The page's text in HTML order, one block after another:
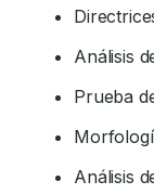
Análisis
Prueba
Análisis